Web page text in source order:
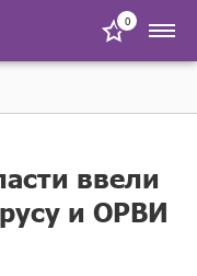
0
ввели
и ОРВИ